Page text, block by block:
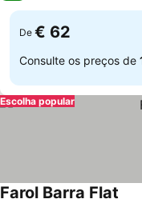
De € 62
Consulte os preços de
Escolha popular
Farol Barra Flat